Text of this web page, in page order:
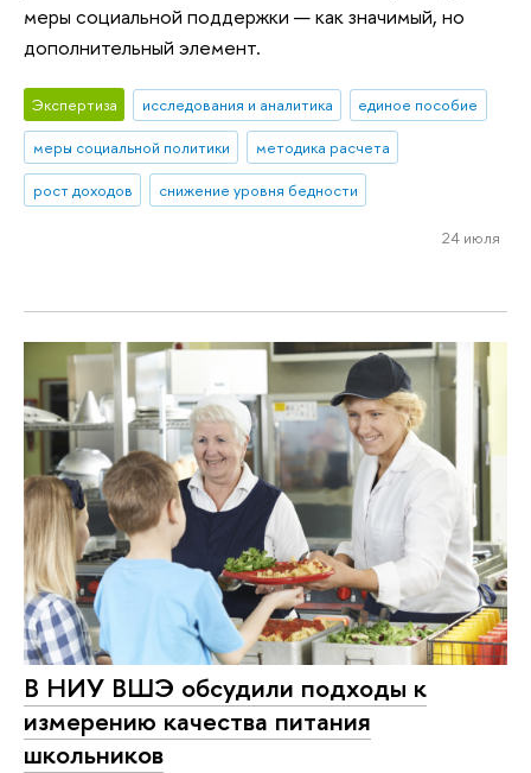
меры социальной поддержки — как значимый, но
дополнительный элемент.
Экспертиза исследования и аналитика
единое пособие
меры социальной политики
методика расчета
рост доходов
снижение уровня бедности
24 июля
В НИУ ВШЭ обсудили подходы к
измерению качества питания
школьников